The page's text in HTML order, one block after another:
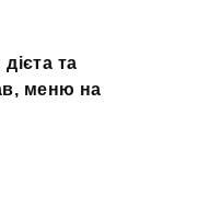
та
меню на